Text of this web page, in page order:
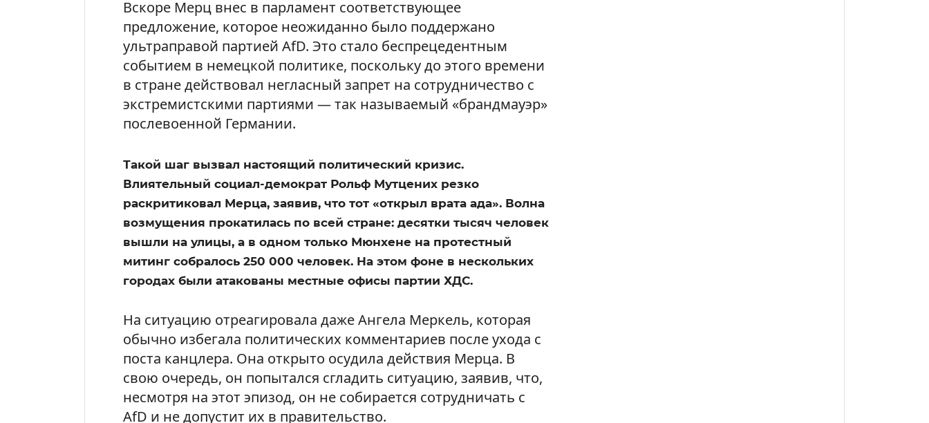
Вскоре Мерц внес в парламент соответствующее
предложение, которое неожиданно было поддержано
ультраправой партией AfD. Это стало беспрецедентным
событием в немецкой политике, поскольку до этого времени
в стране действовал негласный запрет на сотрудничество с
экстремистскими партиями — так называемый «брандмауэр»
послевоенной Германии.
Такой шаг вызвал настоящий политический кризис.
Влиятельный социал-демократ Рольф Мутцених резко
раскритиковал Мерца, заявив, что тот «открыл врата ада». Волна
возмущения прокатилась по всей стране: десятки тысяч человек
вышли на улицы, а в одном только Мюнхене на протестный
митинг собралось 250 000 человек. На этом фоне в нескольких
городах были атакованы местные офисы партии ХДС.
На ситуацию отреагировала даже Ангела Меркель, которая
обычно избегала политических комментариев после ухода с
поста канцлера. Она открыто осудила действия Мерца. В
свою очередь, он попытался сгладить ситуацию, заявив, что,
несмотря на этот эпизод, он не собирается сотрудничать с
AfD и не допустит их в правительство.